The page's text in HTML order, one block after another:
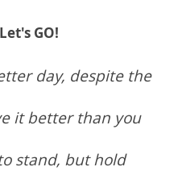
GO!
day, despite the
it better than you
stand, but hold